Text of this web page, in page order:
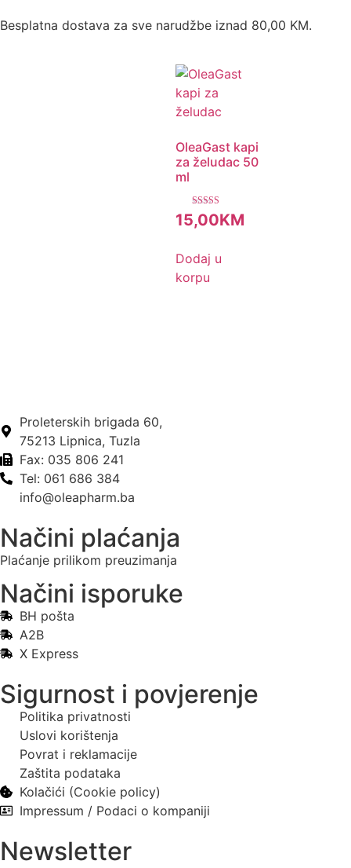
Besplatna dostava za sve narudžbe iznad 80,00 KM.
OleaGast kapi
za želudac 50
ml
Ocjenjeno
5.00
15,00KM
Dodaj u
korpu
Proleterskih brigada 60,
75213 Lipnica, Tuzla
Fax: 035 806 241
Tel: 061 686 384
info@oleapharm.ba
Načini plaćanja
Plaćanje prilikom preuzimanja
Načini isporuke
BH pošta
A2B
X Express
Sigurnost i povjerenje
Politika privatnosti
Uslovi korištenja
Povrat i reklamacije
Zaštita podataka
Kolačići (Cookie policy)
Impressum / Podaci o kompaniji
Newsletter